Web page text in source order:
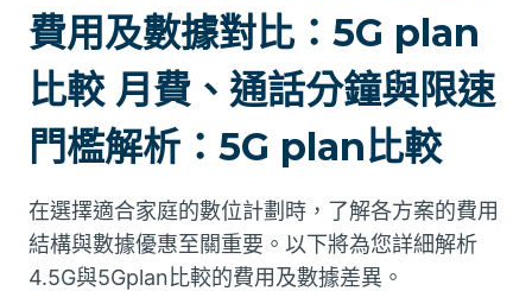
費用及數據對比：5G plan
比較 月費、通話分鐘與限速
門檻解析：5G plan比較
在選擇適合家庭的數位計劃時，了解各方案的費用
結構與數據優惠至關重要。以下將為您詳細解析
4.5G與5Gplan比較的費用及數據差異。